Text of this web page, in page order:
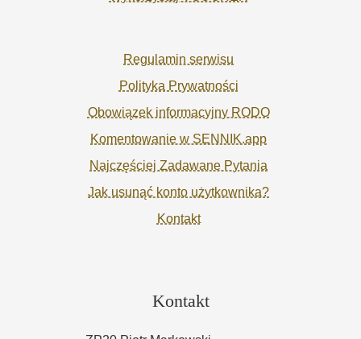
Regulamin serwisu
Polityka Prywatności
Obowiązek informacyjny RODO
Komentowanie w SENNIK.app
Najczęściej Zadawane Pytania
Jak usunąć konto użytkownika?
Kontakt
Kontakt